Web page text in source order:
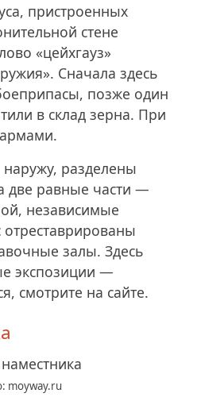
пристроенных
стене
«цейхгауз»
Сначала здесь
позже один
в склад зерна. При
разделены
две равные части —
независимые
залы. Здесь
экспозиции —
смотрите на сайте.
moyway.ru